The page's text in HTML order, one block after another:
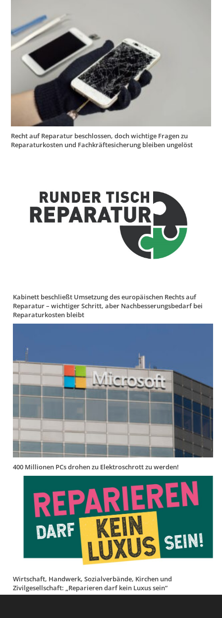
Recht auf Reparatur beschlossen, doch wichtige Fragen zu
Reparaturkosten und Fachkräftesicherung bleiben ungelöst
Kabinett beschließt Umsetzung des europäischen Rechts auf
Reparatur – wichtiger Schritt, aber Nachbesserungsbedarf bei
Reparaturkosten bleibt
400 Millionen PCs drohen zu Elektroschrott zu werden!
Wirtschaft, Handwerk, Sozialverbände, Kirchen und
Zivilgesellschaft: „Reparieren darf kein Luxus sein“